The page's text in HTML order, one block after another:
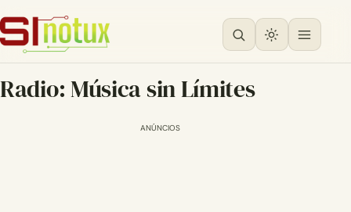
Radio: Música sin Límites
ANÚNCIOS